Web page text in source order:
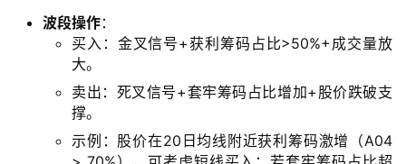
波段操作：
买入：金叉信号+获利筹码占比>50%+成交量放
大。
卖出：死叉信号+套牢筹码占比增加+股价跌破支
撑。
示例：股价在20日均线附近获利筹码激增（A04